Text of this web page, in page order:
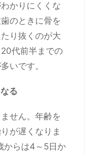
かりにくくな
のときに骨を
り抜くのが大
代前半までの
いです。
る
せん。年齢を
が遅くなりま
からは4～5日か